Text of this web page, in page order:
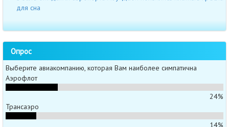
для сна
Опрос
Выберите авиакомпанию, которая Вам наиболее симпатична
Аэрофлот
24%
Трансаэро
14%